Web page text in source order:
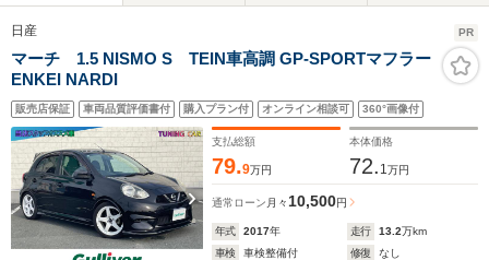
日産 PR
マーチ 1.5 NISMO S TEIN車高調 GP-SPORTマフラー
ENKEI NARDI
販売店保証 車両品質評価書付 購入プラン付 オンライン相談可 360°画像付
支払総額
79.9万円
本体価格
72. 1万円
通常ローン 月々10,500円
年式 2017年 走行 13.2万km
車検
車検整備付 修復
なし